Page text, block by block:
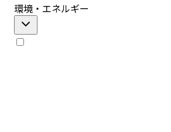
環境・エネルギー